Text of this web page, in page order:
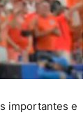
importantes e